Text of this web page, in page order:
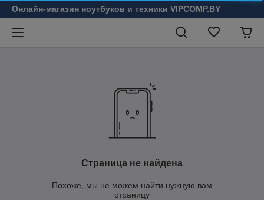
Онлайн-магазин ноутбуков и техники VIPCOMP.BY
Страница не найдена
Похоже, мы не можем найти нужную вам
страницу